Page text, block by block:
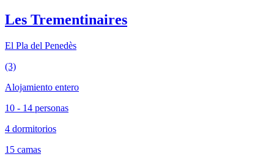
Les Trementinaires
El Pla del Penedès
(3)
Alojamiento entero
10 - 14 personas
4 dormitorios
15 camas